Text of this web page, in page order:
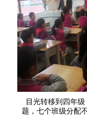
目光转移到四年
题，七个班级分配